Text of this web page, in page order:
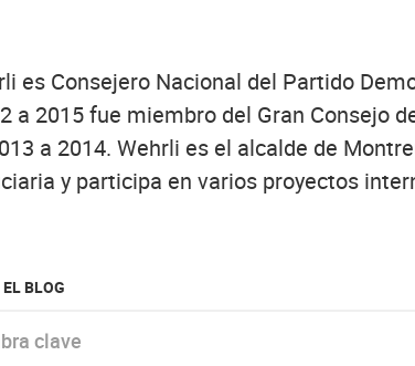
es Consejero Nacional del Partido
a 2015 fue miembro del Gran Consejo
a 2014. Wehrli es el alcalde de
y participa en varios proyectos
BLOG